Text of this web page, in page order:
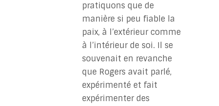
pratiquons que de
manière si peu fiable la
paix, à l’extérieur comme
à l’intérieur de soi. Il se
souvenait en revanche
que Rogers avait parlé,
expérimenté et fait
expérimenter des